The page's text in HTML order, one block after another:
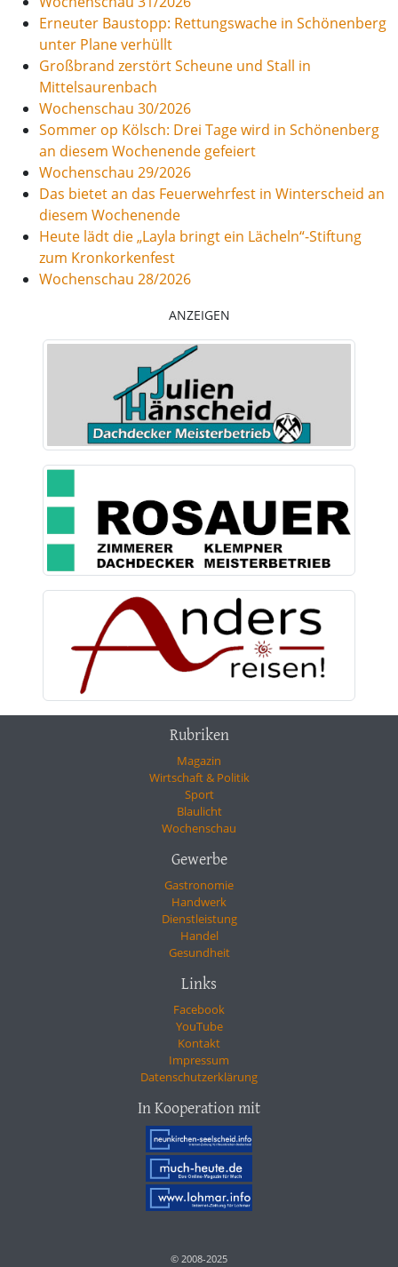
Erneuter Baustopp: Rettungswache in Schönenberg
unter Plane verhüllt
Großbrand zerstört Scheune und Stall in
Mittelsaurenbach
Wochenschau 30/2026
Sommer op Kölsch: Drei Tage wird in Schönenberg
an diesem Wochenende gefeiert
Wochenschau 29/2026
Das bietet an das Feuerwehrfest in Winterscheid an
diesem Wochenende
Heute lädt die „Layla bringt ein Lächeln“-Stiftung
zum Kronkorkenfest
Wochenschau 28/2026
ANZEIGEN
Rubriken
Magazin
Wirtschaft & Politik
Sport
Blaulicht
Wochenschau
Gewerbe
Gastronomie
Handwerk
Dienstleistung
Handel
Gesundheit
Links
Facebook
YouTube
Kontakt
Impressum
Datenschutzerklärung
In Kooperation mit
© 2008-2025